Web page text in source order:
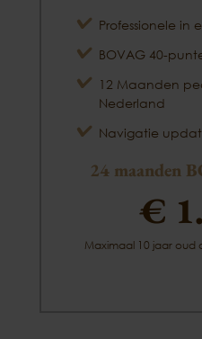
Professionele in
BOVAG 40-
12 Maanden
Nederland
Navigatie
24 maanden
€
Maximaal 10 jaar oud